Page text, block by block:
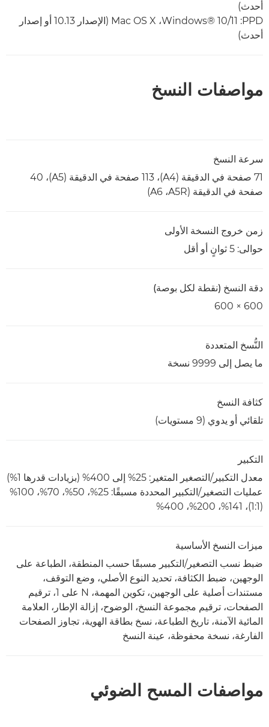
أحدث)
PPD‏: Windows® 10/11‏، Mac OS X‏ (الإصدار 10.13 أو إصدار
أحدث)
مواصفات النسخ
سرعة النسخ
71 صفحة في الدقيقة (A4)‏، 113 صفحة في الدقيقة (A5)‏، 40
صفحة في الدقيقة (A5R،‏ A6)
زمن خروج النسخة الأولى
حوالى: 5 ثوانٍ أو أقل
دقة النسخ (نقطة لكل بوصة)
600 × 600
النُّسخ المتعددة
ما يصل إلى 9999 نسخة
كثافة النسخ
تلقائي أو يدوي (9 مستويات)
التكبير
معدل التكبير/التصغير المتغير: 25% إلى 400% (بزيادات قدرها 1%)
عمليات التصغير/التكبير المحددة مسبقًا: 25%، 50%، 70%، 100%
(1:1)، 141%، 200%، 400%
ميزات النسخ الأساسية
ضبط نسب التصغير/التكبير مسبقًا حسب المنطقة، الطباعة على
الوجهين، ضبط الكثافة، تحديد النوع الأصلي، وضع التوقف،
مستندات أصلية على الوجهين، تكوين المهمة، N على 1، ترقيم
الصفحات، ترقيم مجموعة النسخ، الوضوح، إزالة الإطار، العلامة
المائية الآمنة، تاريخ الطباعة، نسخ بطاقة الهوية، تجاوز الصفحات
الفارغة، نسخة محفوظة، عينة النسخ
مواصفات المسح الضوئي